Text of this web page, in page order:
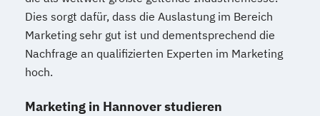
Dies sorgt dafür, dass die Auslastung im Bereich
Marketing sehr gut ist und dementsprechend die
Nachfrage an qualifizierten Experten im Marketing
hoch.
Marketing in Hannover studieren